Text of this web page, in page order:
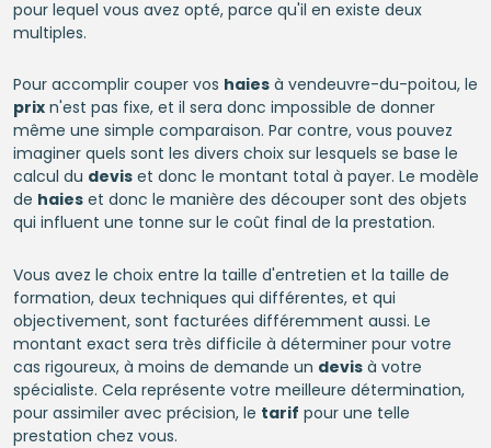
pour lequel vous avez opté, parce qu'il en existe deux
multiples.
Pour accomplir couper vos haiesà vendeuvre-du-poitou, le
prixn'est pas fixe, et il sera donc impossible de donner
même une simple comparaison. Par contre, vous pouvez
imaginer quels sont les divers choix sur lesquels se base le
calcul du deviset donc le montant total à payer. Le modèle
de haieset donc le manière des découper sont des objets
qui influent une tonne sur le coût final de la prestation.
Vous avez le choix entre la taille d'entretien et la taille de
formation, deux techniques qui différentes, et qui
objectivement, sont facturées différemment aussi. Le
montant exact sera très difficile à déterminer pour votre
cas rigoureux, à moins de demande un devisà votre
spécialiste. Cela représente votre meilleure détermination,
pour assimiler avec précision, le tarif pour une telle
prestation chez vous.